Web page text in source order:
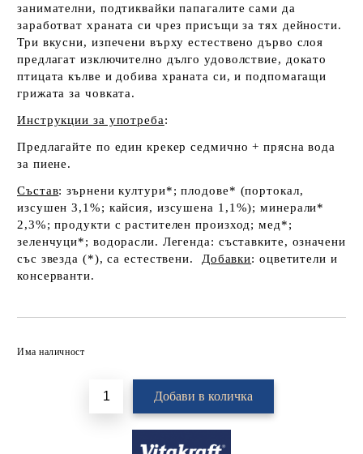
занимателни, подтиквайки папагалите сами да
заработват храната си чрез присъщи за тях дейности.
Три вкусни, изпечени върху естествено дърво слоя
предлагат изключително дълго удоволствие, докато
птицата кълве и добива храната си, и подпомагащи
грижата за човката.
Инструкции за употреба:
Предлагайте по един крекер седмично + прясна вода
за пиене.
Състав: зърнени култури*; плодове* (портокал,
изсушен 3,1%; кайсия, изсушена 1,1%); минерали*
2,3%; продукти с растителен произход; мед*;
зеленчуци*; водорасли. Легенда: съставките, означени
със звезда (*), са естествени. Добавки: оцветители и
консерванти.
Има наличност